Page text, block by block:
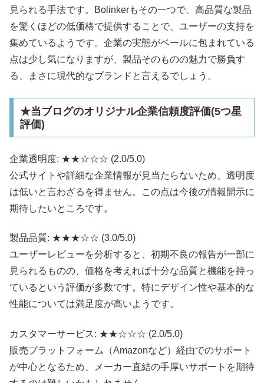
見られる手法です。Bolinkerもその一つで、高品質な製品
を驚くほどの低価格で提供することで、ユーザーの支持を
集めているようです。企業の実態がベールに包まれている
点は少し気になりますが、製品そのものの魅力で勝負す
る、まさに現代的なブランドと言えるでしょう。
★当ブログのオリジナル企業信頼度評価(5つ星
評価)
企業透明度: ★★☆☆☆ (2.0/5.0)
公式サイトや詳細な企業情報が見当たらないため、透明度
は低いと言わざるを得ません。この点は今後の情報開示に
期待したいところです。
製品品質: ★★★☆☆ (3.0/5.0)
ユーザーレビューを分析すると、初期不良の報告が一部に
見られるものの、価格を考えれば十分な品質と機能を持っ
ているという評価が多数です。特にデザイン性や基本的な
性能については満足度が高いようです。
カスタマーサービス: ★★☆☆☆ (2.0/5.0)
販売プラットフォーム（Amazonなど）経由でのサポート
が中心となるため、メーカー直結の手厚いサポートを期待